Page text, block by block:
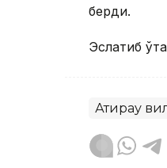
берди.
Эслатиб
Атирау